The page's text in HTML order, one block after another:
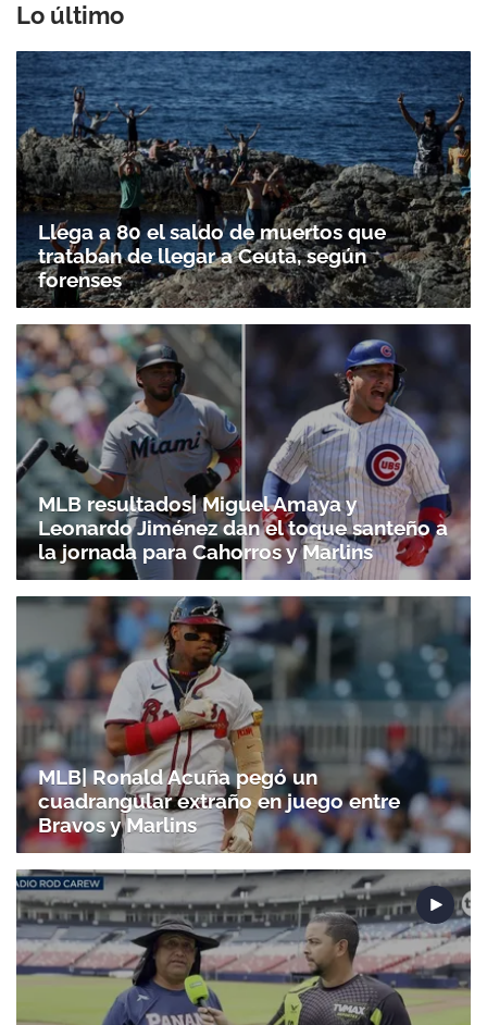
Lo último
Llega a 80 el saldo de muertos que
trataban de llegar a Ceuta, según
forenses
MLB resultados| Miguel Amaya y
Leonardo Jiménez dan el toque santeño a
la jornada para Cahorros y Marlins
MLB| Ronald Acuña pegó un
cuadrangular extraño en juego entre
Bravos y Marlins